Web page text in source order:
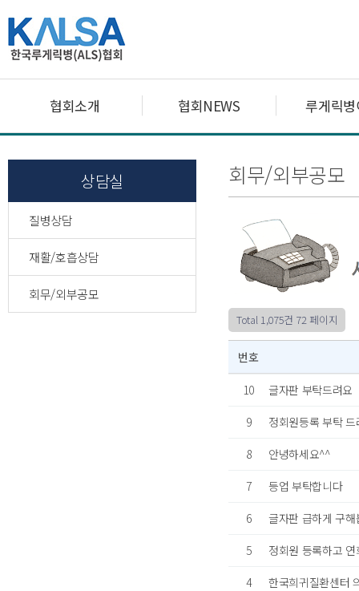
협회소개 협회NEWS 루게릭
상담실
질병상담
재활/호흡상담
회무/외부공모
회무/외부공모
Total 1,075건 72 페이지
번호
10
글자판 부탁드려요
9
정회원등록 부탁 드
8
안녕하세요^^
7
등업 부탁합니다
6
글자판 급하게 구해
5
정회원 등록하고
4
한국희귀질환센터